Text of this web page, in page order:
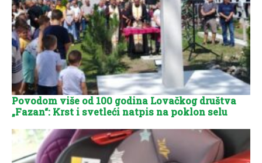
Povodom više od 100 godina Lovačkog društva
„Fazan“: Krst i svetleći natpis na poklon selu